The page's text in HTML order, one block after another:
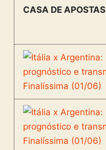
CASA DE APOSTAS